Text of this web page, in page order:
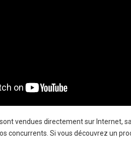
sont vendues directement sur Internet,
concurrents. Si vous découvrez un